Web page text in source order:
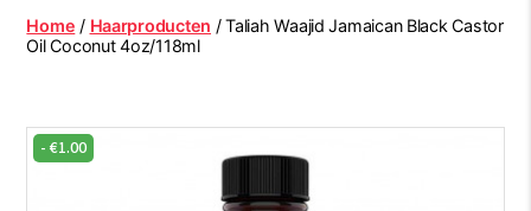
Beauty
Centre
Home / Haarproducten / Taliah Waajid Jamaican Black Castor
Oil Coconut 4oz/118ml
-€1.00